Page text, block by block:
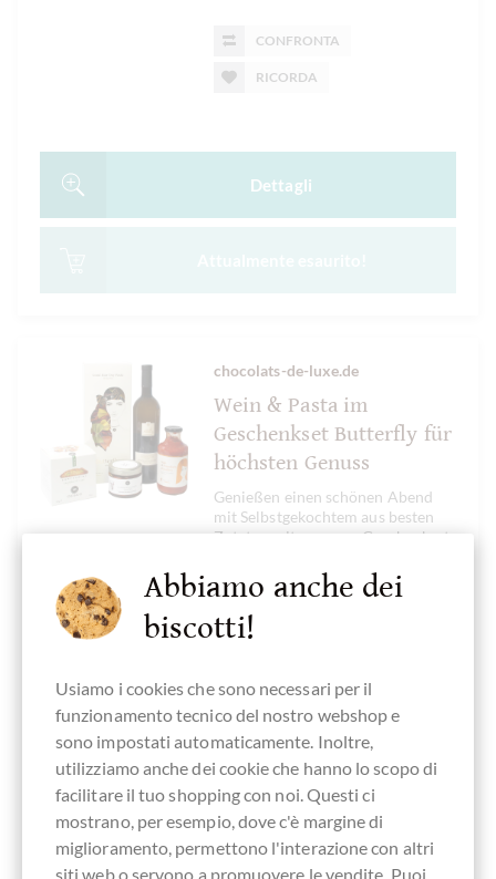
Dettagli
CONFRONTA
RICORDA
chocolats-de-luxe.de
Wein & Pasta im
Geschenkset Butterfly für
höchsten Genuss
Genießen einen schönen Abend
mit Selbstgekochtem aus besten
Zutaten mit unserem Geschenkset
Blanc Réserve QbA trocken,
Meisterwerk, ein herrlicher
leichter Wein mit fruchtigen
Noten als Antipasti...
Dettagli
CONFRONTA
RICORDA
Abbiamo anche dei
biscotti!
Usiamo i cookies che sono necessari per il
funzionamento tecnico del nostro webshop e
sono impostati automaticamente. Inoltre,
utilizziamo anche dei cookie che hanno lo scopo di
facilitare il tuo shopping con noi. Questi ci
mostrano, per esempio, dove c'è margine di
miglioramento, permettono l'interazione con altri
siti web o servono a promuovere le vendite. Puoi